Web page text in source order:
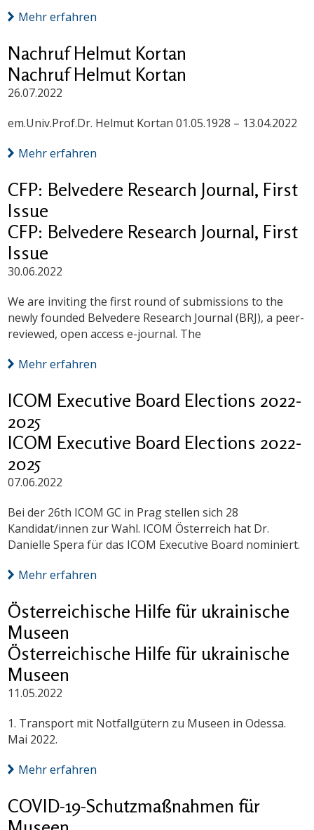
Mehr erfahren
Nachruf Helmut Kortan
Nachruf Helmut Kortan
26.07.2022
em.Univ.Prof.Dr. Helmut Kortan 01.05.1928 – 13.04.2022
Mehr erfahren
CFP: Belvedere Research Journal, First
Issue
CFP: Belvedere Research Journal, First
Issue
30.06.2022
We are inviting the first round of submissions to the
newly founded Belvedere Research Journal (BRJ), a peer-
reviewed, open access e-journal. The
Mehr erfahren
ICOM Executive Board Elections 2022-
2025
ICOM Executive Board Elections 2022-
2025
07.06.2022
Bei der 26th ICOM GC in Prag stellen sich 28
Kandidat/innen zur Wahl. ICOM Österreich hat Dr.
Danielle Spera für das ICOM Executive Board nominiert.
Mehr erfahren
Österreichische Hilfe für ukrainische
Museen
Österreichische Hilfe für ukrainische
Museen
11.05.2022
1. Transport mit Notfallgütern zu Museen in Odessa.
Mai 2022.
Mehr erfahren
COVID-19-Schutzmaßnahmen für